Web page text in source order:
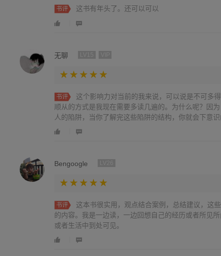
书评 这书有年头了。还可以可以
无聊
书评
这个影响力对当前的我来说，可以说是不可多
顺从的方式是我现在需要多读几遍的。为什么呢？因
人的陷阱，当你了解完这些陷阱的结构，你就会下意
个人要谨慎一点。而且你也可以利用这里边的这些顺
定的实证，那就非常好。起码是对现在的人来说他没
本书我也想过，看完了写一个思维导图，但是我觉得
是毕竟也快30岁了，你总是要去学习一些东西，要更
这也是现在我比较欠缺的一些东西，所以说这本书对
本书
Bengoogle
书评
这本书很实用，观点结合案例，总结建议，这
的内容。我是一边读，一边回想自己的经历或者所见
或者生活中到处可见。